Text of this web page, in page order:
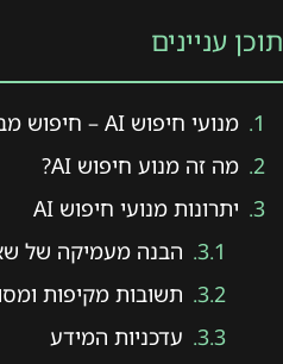
תוכן עניינים
מנועי חיפוש AI – חיפוש מבוסס בינה מלאכותית
מה זה מנוע חיפוש AI?
יתרונות מנועי חיפוש AI
הבנה מעמיקה של
תשובות מקיפות
עדכניות המידע